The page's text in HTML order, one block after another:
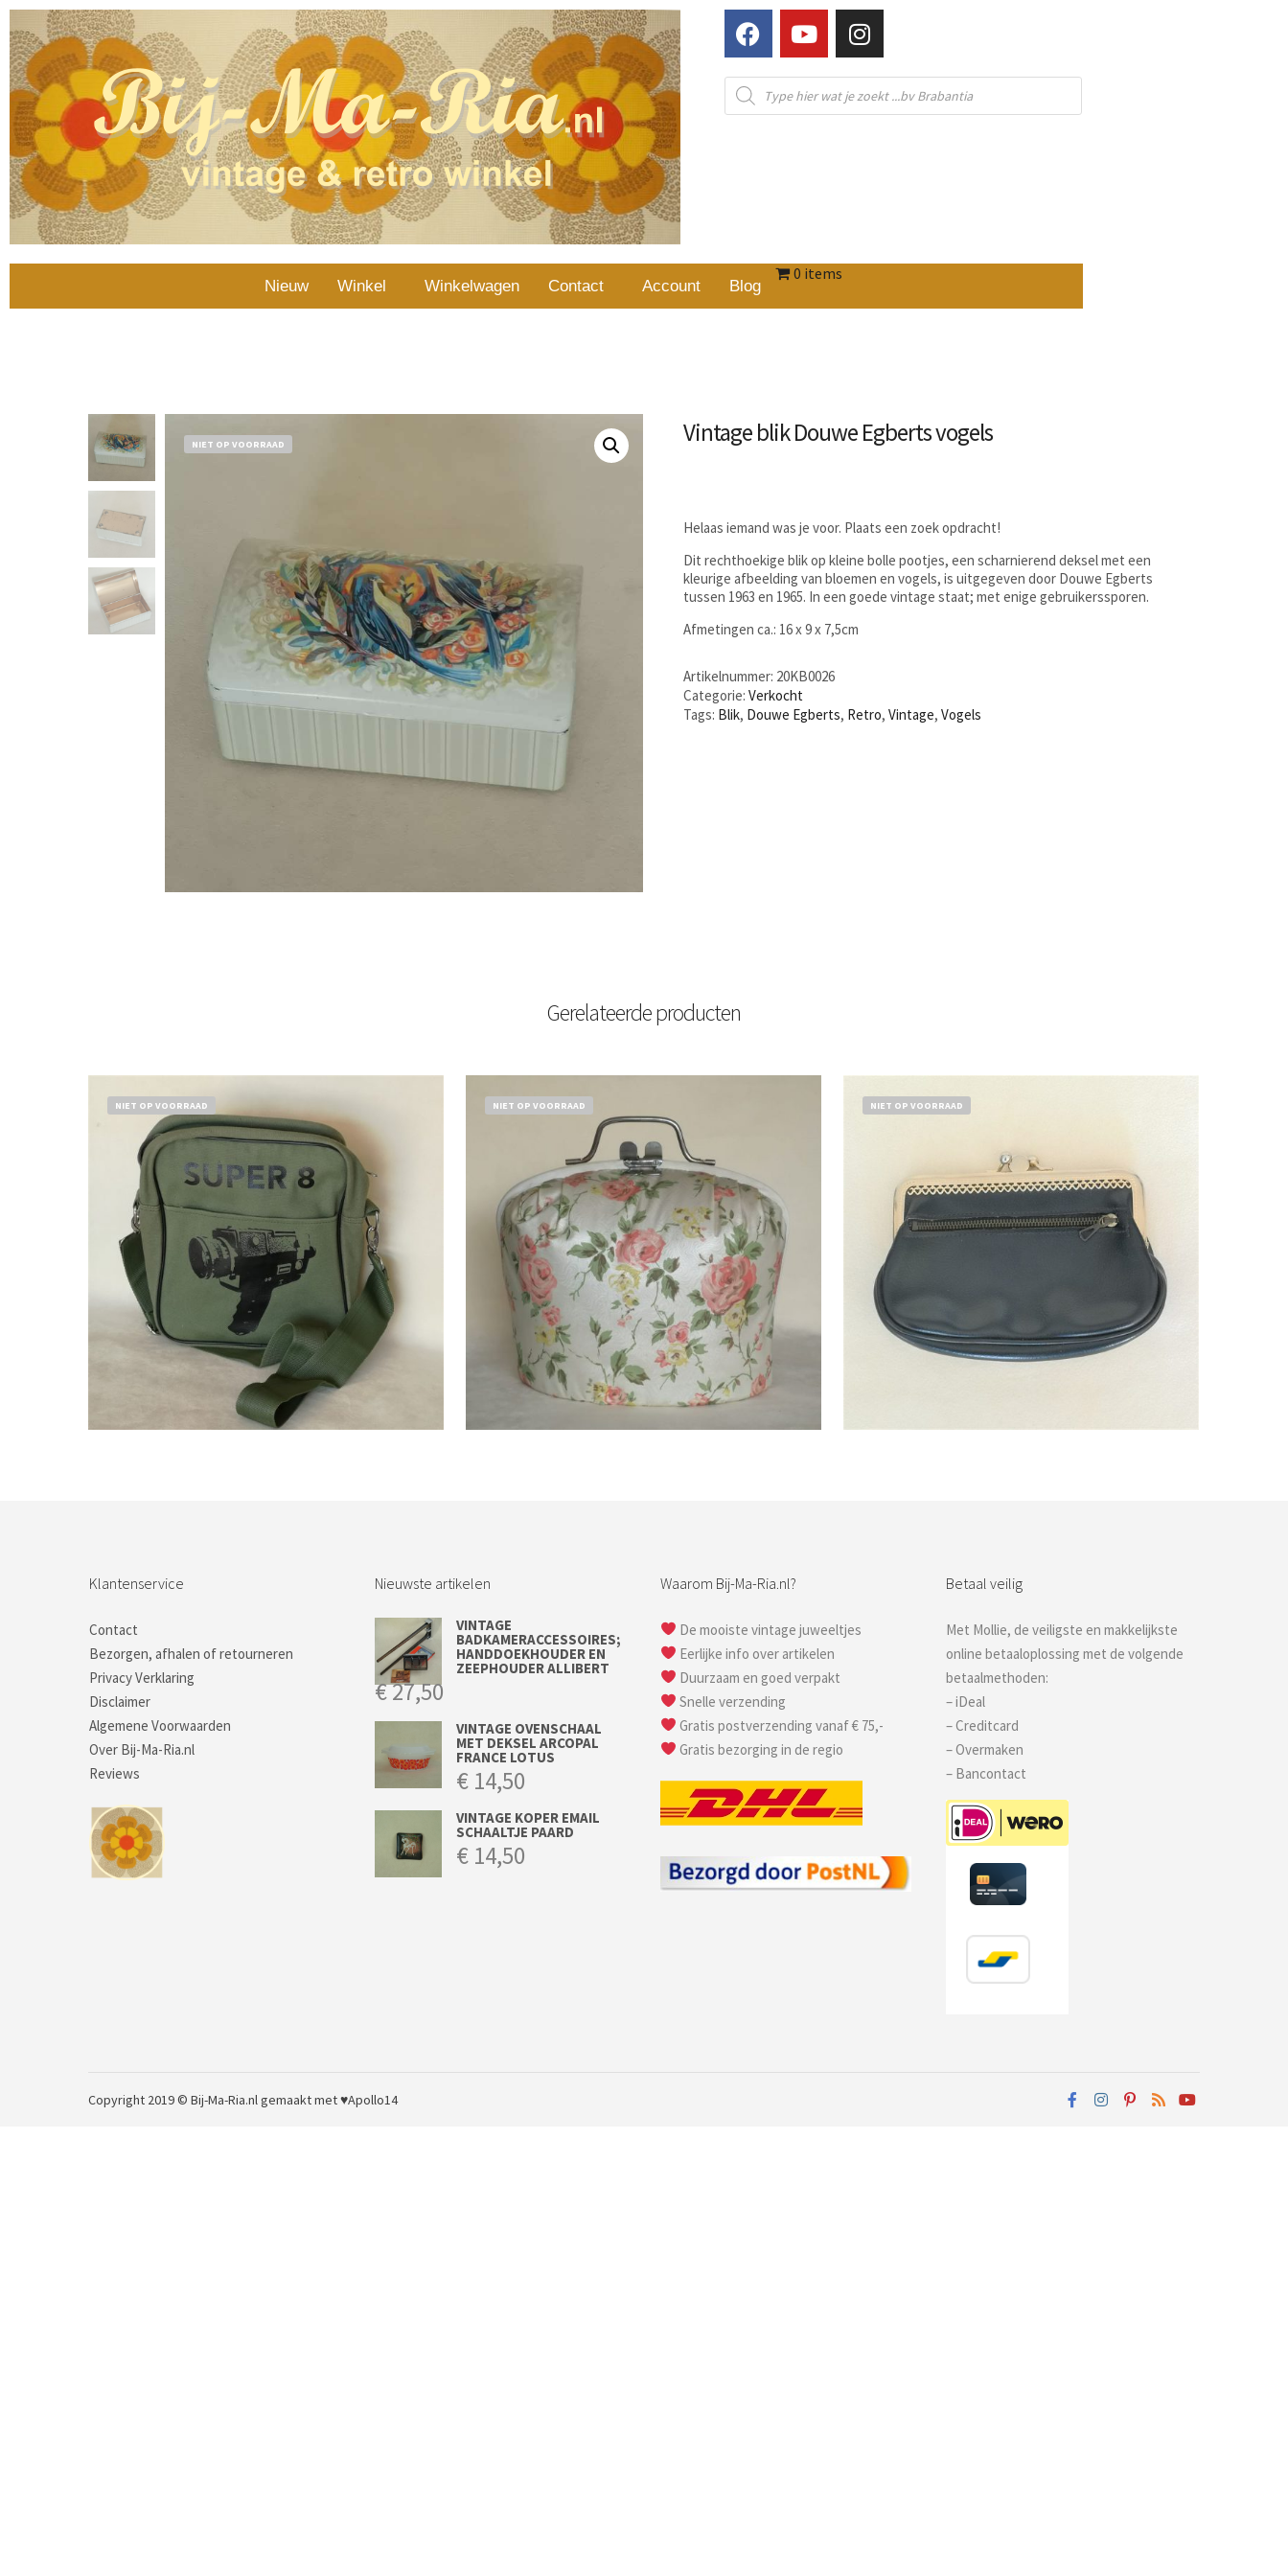
Nieuw Winkel Winkelwagen Contact Account Blog
0 items
NIET OP VOORRAAD Vintage blik Douwe Egberts vogels
Helaas iemand was je voor. Plaats een zoek opdracht!
Dit rechthoekige blik op kleine bolle pootjes, een scharnierend deksel met een
kleurige afbeelding van bloemen en vogels, is uitgegeven door Douwe Egberts
tussen 1963 en 1965. In een goede vintage staat; met enige gebruikerssporen.
Afmetingen ca.: 16 x 9 x 7,5cm
Artikelnummer: 20KB0026
Categorie:Verkocht
Tags: Blik, Douwe Egberts, Retro,Vintage,Vogels
Gerelateerde producten
NIET OP VOORRAAD
€ 18,50
NIET OP VOORRAAD NIET OP VOORRAAD
Klantenservice
Contact
Bezorgen, afhalen of retourneren
Privacy Verklaring
Disclaimer
Algemene Voorwaarden
Over Bij-Ma-Ria.nl
Reviews
Nieuwste artikelen
VINTAGE
BADKAMERACCESSOIRES;
HANDDOEKHOUDER EN
ZEEPHOUDER ALLIBERT
€27,50
VINTAGE OVENSCHAAL
MET DEKSEL ARCOPAL
FRANCE LOTUS
€ 14,50
VINTAGE KOPER EMAIL
SCHAALTJE PAARD
€ 14,50
Waarom Bij-Ma-Ria.nl?
De mooiste vintage juweeltjes
Eerlijke info over artikelen
Duurzaam en goed verpakt
Snelle verzending
Gratis postverzending vanaf € 75,-
Gratis bezorging in de regio
Betaal veilig
Met Mollie, de veiligste en makkelijkste
online betaaloplossing met de volgende
betaalmethoden:
– iDeal
– Creditcard
– Overmaken
– Bancontact
Copyright 2019 © Bij-Ma-Ria.nlgemaakt met ♥Apollo14